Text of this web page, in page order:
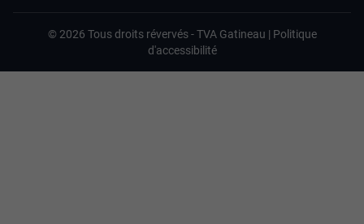
© 2026 Tous droits révervés -TVA Gatineau | Politique
d'accessibilité